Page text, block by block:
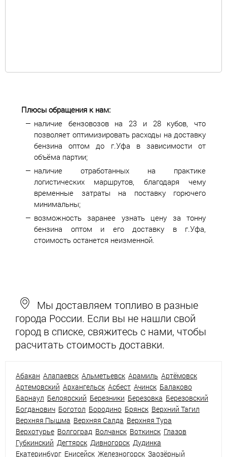
Плюсы обращения к нам:
наличие бензовозов на 23 и 28 кубов, что
позволяет оптимизировать расходы на доставку
бензина оптом до г.Уфа в зависимости от
объёма партии;
наличие отработанных на практике
логистических маршрутов, благодаря чему
временные затраты на поставку горючего
минимальны;
возможность заранее узнать цену за тонну
бензина оптом и его доставку в г.Уфа,
стоимость останется неизменной.
Мы доставляем топливо в разные
города России. Если вы не нашли свой
город в списке, свяжитесь с нами, чтобы
расчитать стоимость доставки.
Абакан Алапаевск Альметьевск Арамиль Артёмовск
Артемовский Архангельск Асбест Ачинск Балаково
Барнаул Белоярский Березники Березовка Березовский
Богданович Боготол Бородино Брянск Верхний Тагил
Верхняя Пышма Верхняя Салда Верхняя Тура
Верхотурье Волгоград Волчанск Воткинск Глазов
Губкинский Дегтярск Дивногорск Дудинка
Екатеринбург Енисейск Железногорск Заозёрный